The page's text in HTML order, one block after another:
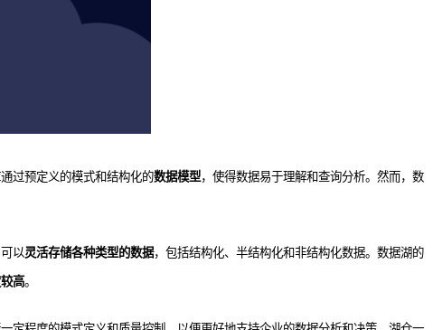
过预定义的模式和结构化的数据模型，使得数据易于理解和查询分析。然而，数
以灵活存储各种类型的数据，包括结构化、半结构化和非结构化数据。数据湖的
高。